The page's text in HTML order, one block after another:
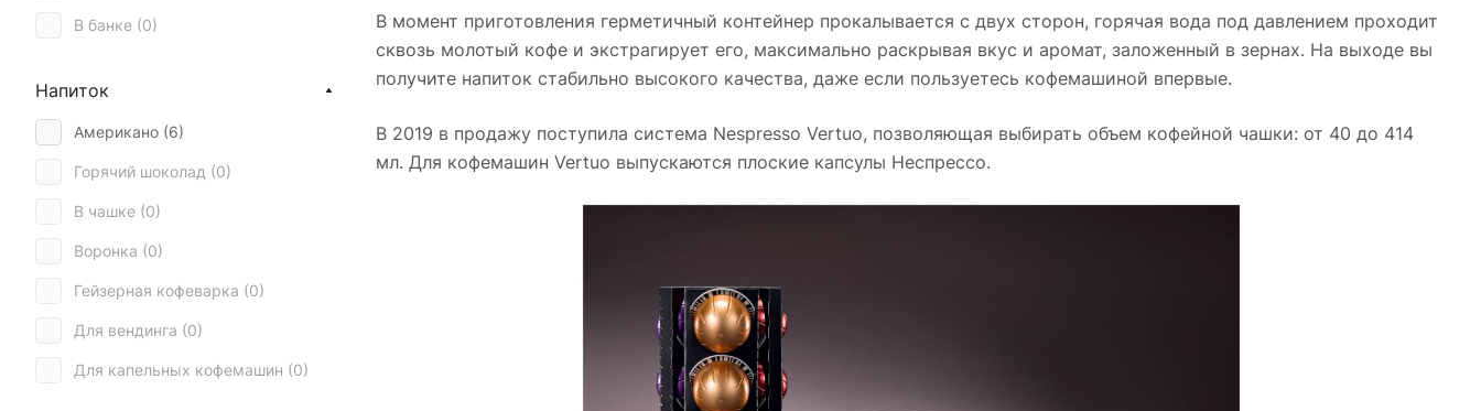
В момент приготовления герметичный контейнер прокалывается с двух сторон, горячая вода под давлением проходит
сквозь молотый кофе и экстрагирует его, максимально раскрывая вкус и аромат, заложенный в зернах. На выходе вы
получите напиток стабильно высокого качества, даже если пользуетесь кофемашиной впервые.
В 2019 в продажу поступила система Nespresso Vertuo, позволяющая выбирать объем кофейной чашки: от 40 до 414
мл. Для кофемашин Vertuo выпускаются плоские капсулы Неспрессо.
В банке (0)
Напиток
Американо (6)
Горячий шоколад (0)
В чашке (0)
Воронка (0)
Гейзерная кофеварка (0)
Для вендинга (0)
Для капельных кофемашин (0)